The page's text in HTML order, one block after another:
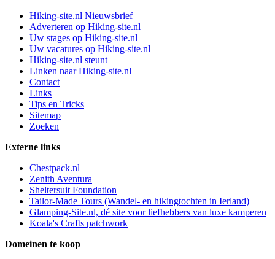
Hiking-site.nl Nieuwsbrief
Adverteren op Hiking-site.nl
Uw stages op Hiking-site.nl
Uw vacatures op Hiking-site.nl
Hiking-site.nl steunt
Linken naar Hiking-site.nl
Contact
Links
Tips en Tricks
Sitemap
Zoeken
Externe links
Chestpack.nl
Zenith Aventura
Sheltersuit Foundation
Tailor-Made Tours (Wandel- en hikingtochten in Ierland)
Glamping-Site.nl, dé site voor liefhebbers van luxe kamperen
Koala's Crafts patchwork
Domeinen te koop